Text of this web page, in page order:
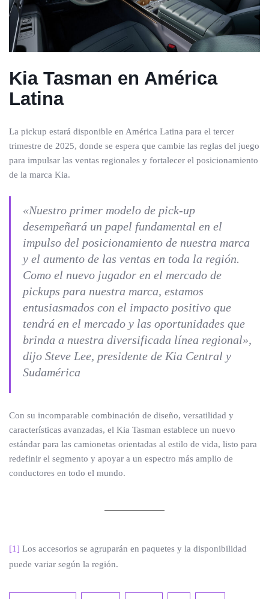
Kia Tasman en América
Latina
La pickup estará disponible en América Latina para el tercer
trimestre de 2025, donde se espera que cambie las reglas del juego
para impulsar las ventas regionales y fortalecer el posicionamiento
de la marca Kia.
«Nuestro primer modelo de pick-up
desempeñará un papel fundamental en el
impulso del posicionamiento de nuestra marca
y el aumento de las ventas en toda la región.
Como el nuevo jugador en el mercado de
pickups para nuestra marca, estamos
entusiasmados con el impacto positivo que
tendrá en el mercado y las oportunidades que
brinda a nuestra diversificada línea regional»,
dijo Steve Lee, presidente de Kia Central y
Sudamérica
Con su incomparable combinación de diseño, versatilidad y
características avanzadas, el Kia Tasman establece un nuevo
estándar para las camionetas orientadas al estilo de vida, listo para
redefinir el segmento y apoyar a un espectro más amplio de
conductores en todo el mundo.
[1] Los accesorios se agruparán en paquetes y la disponibilidad
puede variar según la región.